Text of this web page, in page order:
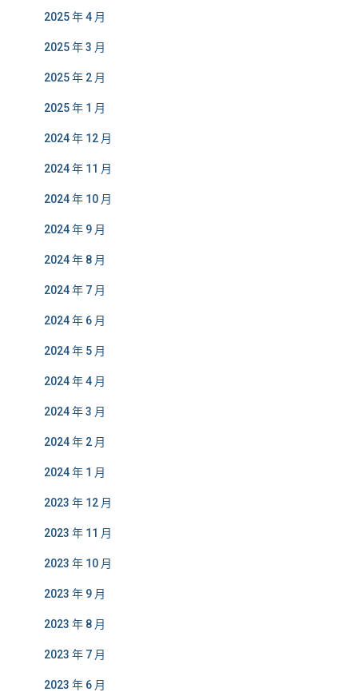
2025 年 4 月
2025 年 3 月
2025 年 2 月
2025 年 1 月
2024 年 12 月
2024 年 11 月
2024 年 10 月
2024 年 9 月
2024 年 8 月
2024 年 7 月
2024 年 6 月
2024 年 5 月
2024 年 4 月
2024 年 3 月
2024 年 2 月
2024 年 1 月
2023 年 12 月
2023 年 11 月
2023 年 10 月
2023 年 9 月
2023 年 8 月
2023 年 7 月
2023 年 6 月